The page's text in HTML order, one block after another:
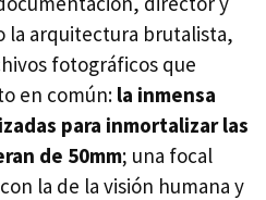
la arquitectura brutalista,
fotográficos que
en común: la inmensa
para inmortalizar las
de 50mm; una focal
la de la visión humana y